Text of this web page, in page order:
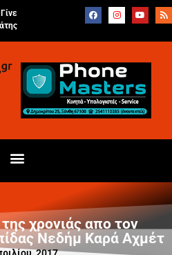
Γίνε
χρονιάς απο τον
Νεδήμ Καρά Αχμέτ